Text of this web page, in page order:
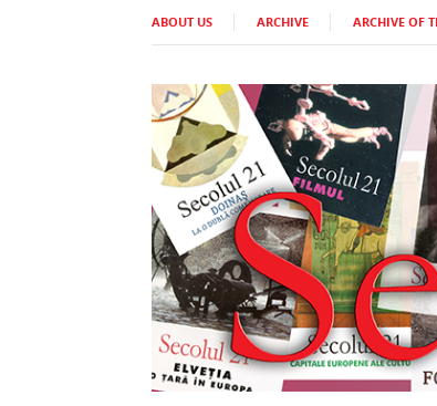
ABOUT US ARCHIVE ARCHIVE OF